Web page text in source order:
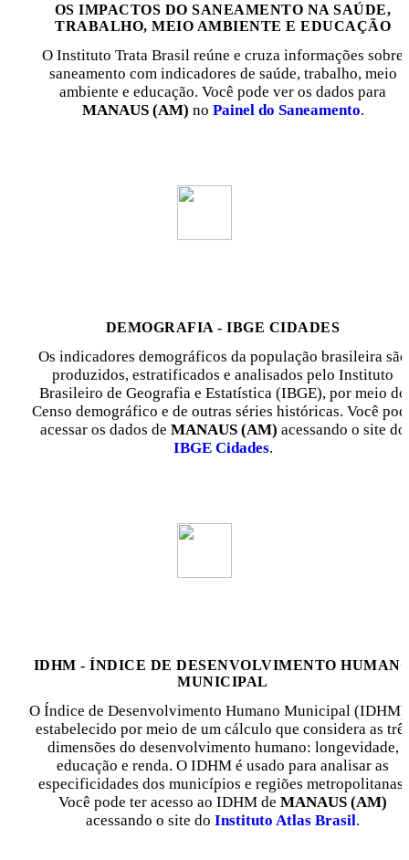
OS IMPACTOS DO SANEAMENTO NA SAÚDE,
TRABALHO, MEIO AMBIENTE E EDUCAÇÃO
O Instituto Trata Brasil reúne e cruza informações sobre
saneamento com indicadores de saúde, trabalho, meio
ambiente e educação. Você pode ver os dados para
MANAUS (AM) no Painel do Saneamento.
DEMOGRAFIA - IBGE CIDADES
Os indicadores demográficos da população brasileira são
produzidos, estratificados e analisados pelo Instituto
Brasileiro de Geografia e Estatística (IBGE), por meio do
Censo demográfico e de outras séries históricas. Você
acessar os dados de MANAUS (AM) acessando o site do
IBGE Cidades.
IDHM - ÍNDICE DE DESENVOLVIMENTO
MUNICIPAL
O Índice de Desenvolvimento Humano Municipal (IDHM)
estabelecido por meio de um cálculo que considera as
dimensões do desenvolvimento humano: longevidade,
educação e renda. O IDHM é usado para analisar as
especificidades dos municípios e regiões metropolitanas.
Você pode ter acesso ao IDHM de MANAUS (AM)
acessando o site do Instituto Atlas Brasil.